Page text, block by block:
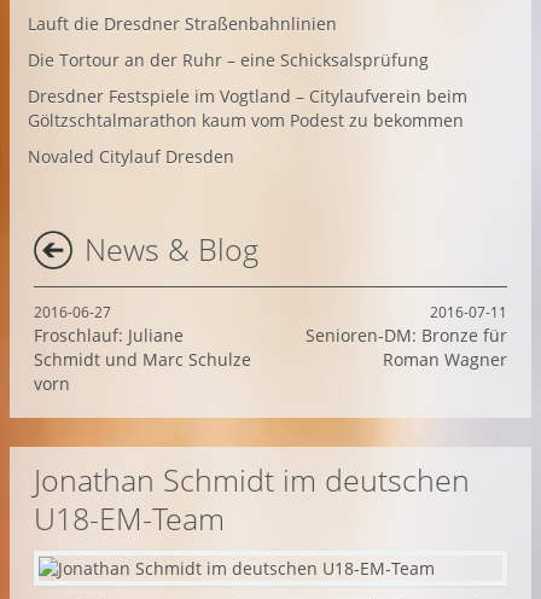
Lauft die Dresdner Straßenbahnlinien
Die Tortour an der Ruhr – eine Schicksalsprüfung
Dresdner Festspiele im Vogtland – Citylaufverein beim
Göltzschtalmarathon kaum vom Podest zu bekommen
Novaled Citylauf Dresden
News & Blog
2016-07-11
Senioren-DM: Bronze für
Roman Wagner
2016-06-27
Froschlauf: Juliane
Schmidt und Marc Schulze
vorn
Jonathan Schmidt im deutschen
U18-EM-Team